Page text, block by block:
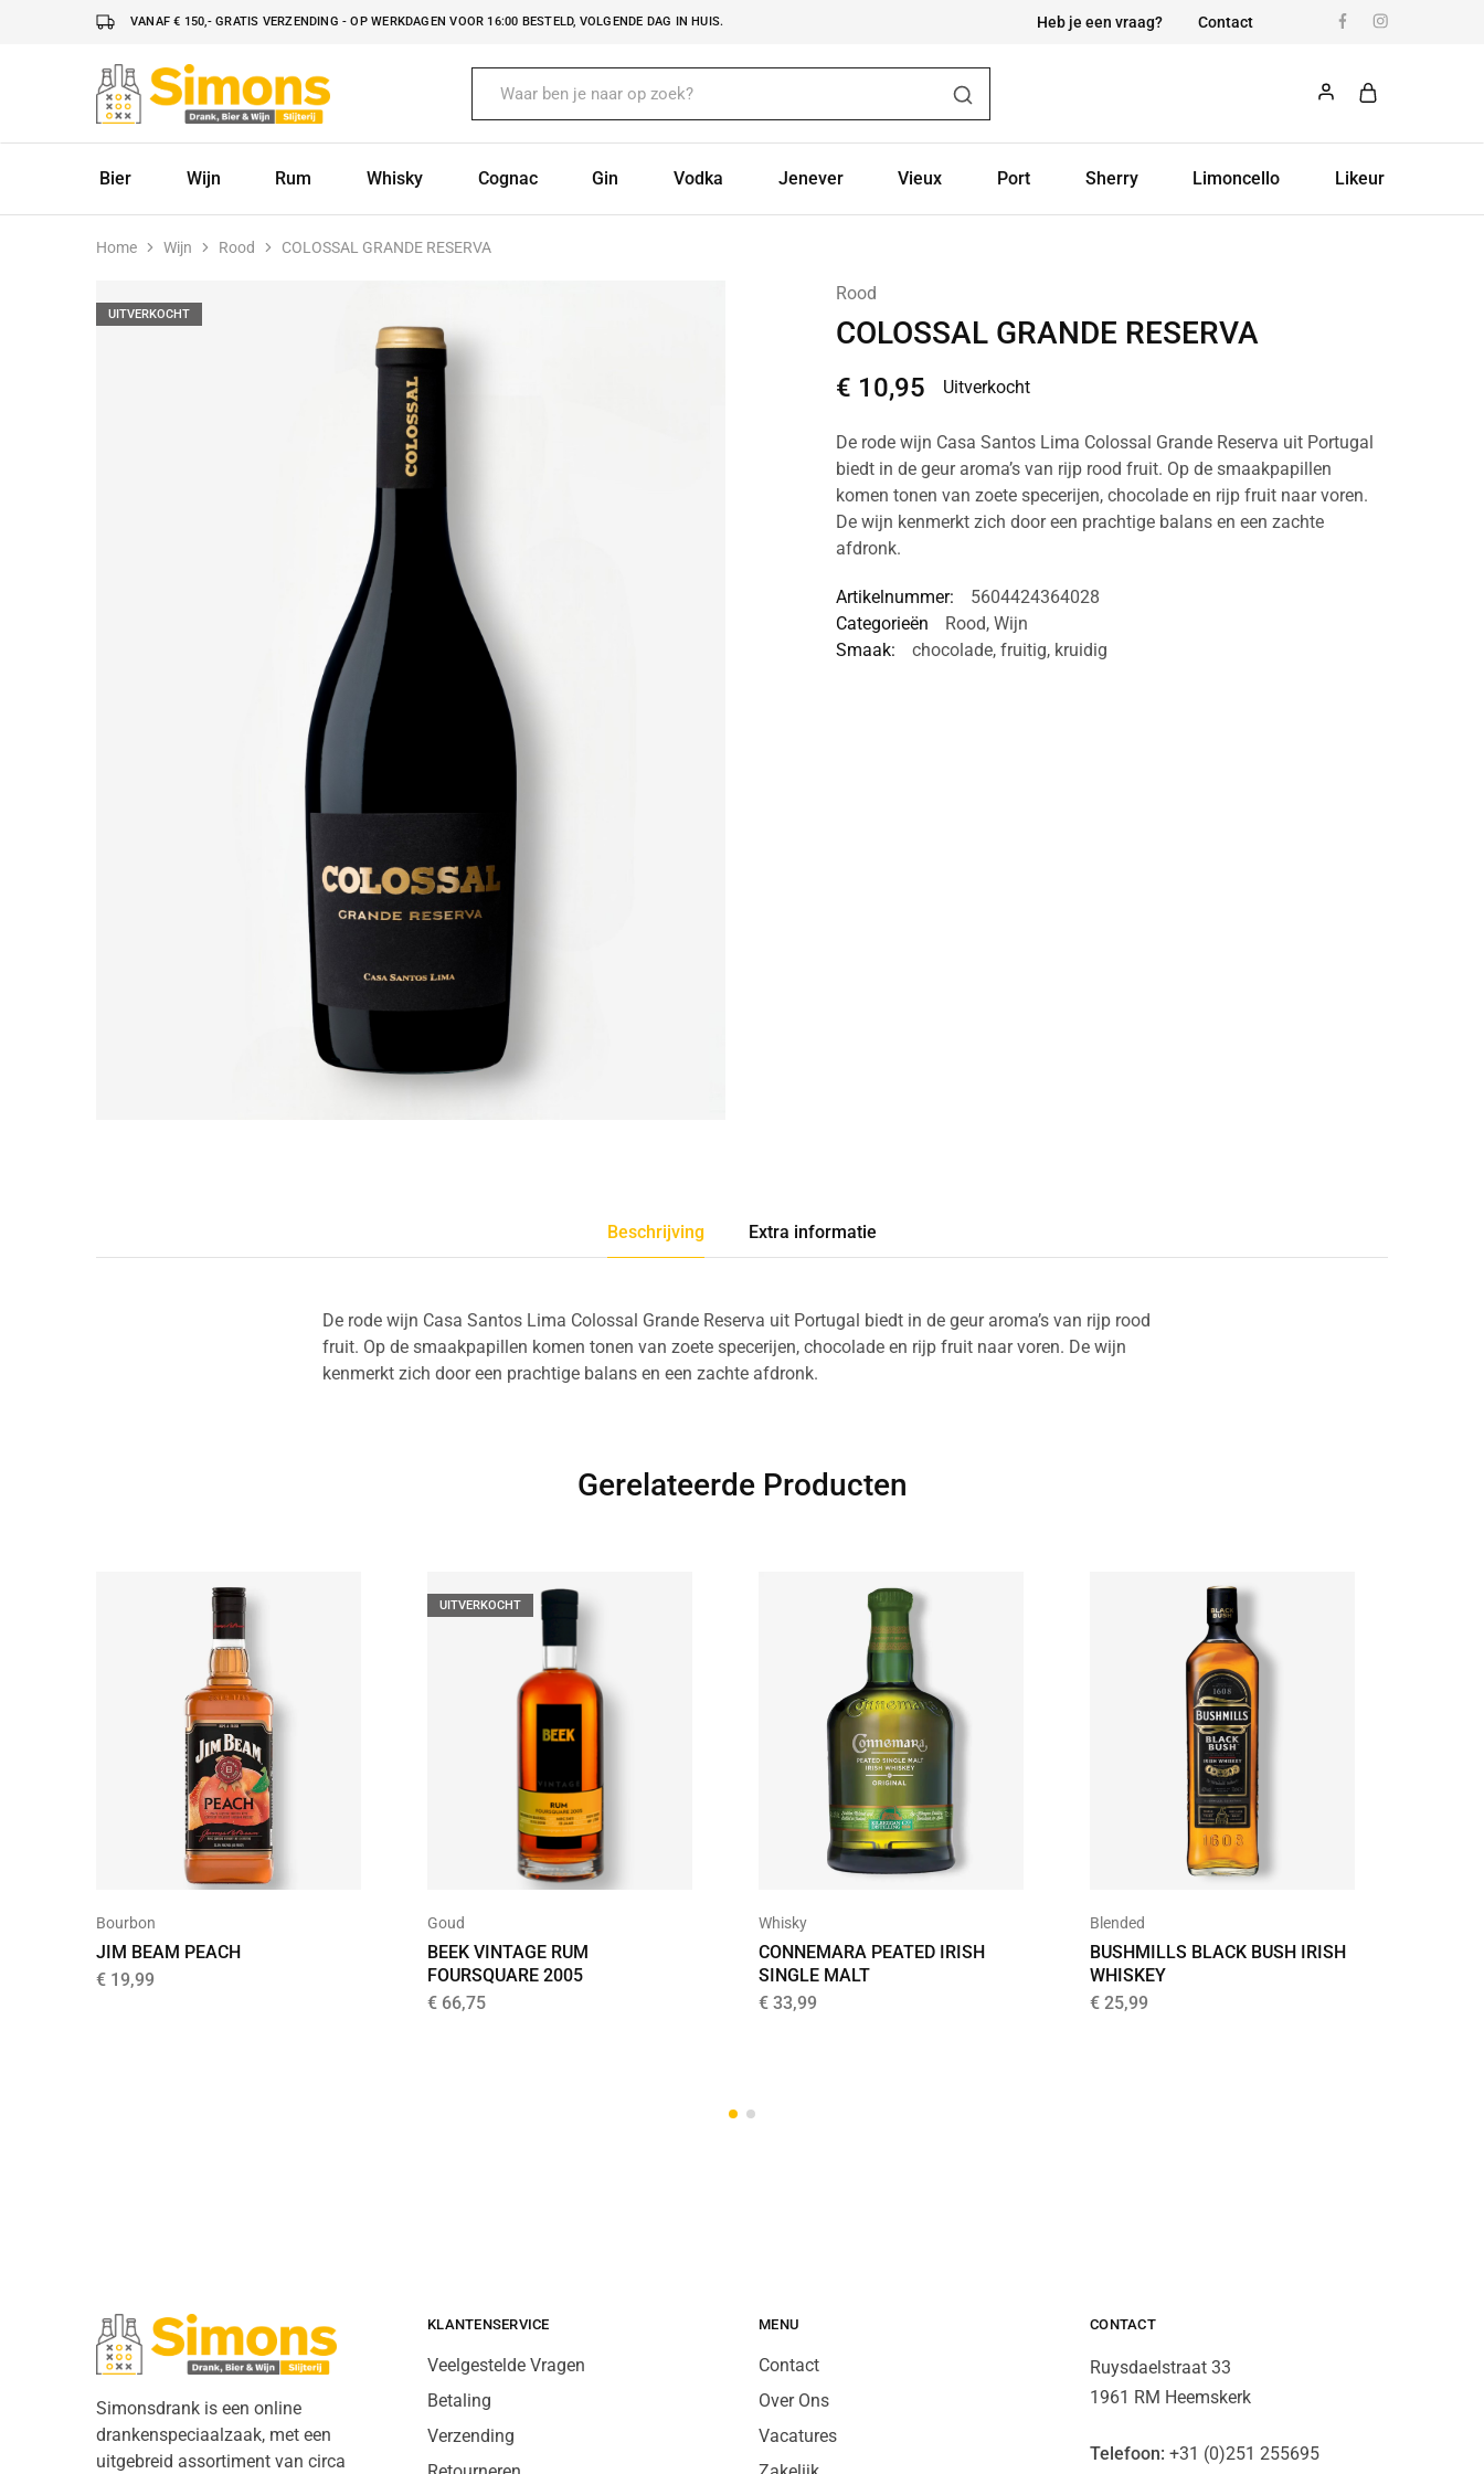
VANAF € 150,- GRATIS VERZENDING - OP WERKDAGEN VOOR 16:00 BESTELD, VOLGENDE DAG IN HUIS. Heb je een vraag? Contact
Simonsdrank.nl
Drank,
Bier
Bier
Wijn Rum Whisky Cognac Gin Vodka Jenever Vieux Port Sherry Limoncello Likeur
Home Wijn Rood COLOSSAL GRANDE RESERVA
UITVERKOCHT
Rood
COLOSSAL GRANDE RESERVA
€ 10,95 Uitverkocht
De rode wijn Casa Santos Lima Colossal Grande Reserva uit Portugal
biedt in de geur aroma’s van rijp rood fruit. Op de smaakpapillen
komen tonen van zoete specerijen, chocolade en rijp fruit naar voren.
De wijn kenmerkt zich door een prachtige balans en een zachte
afdronk.
Artikelnummer:
5604424364028
Categorieën
Rood, Wijn
Smaak:
chocolade, fruitig, kruidig
Beschrijving Extra informatie
De rode wijn Casa Santos Lima Colossal Grande Reserva uit Portugal biedt in de geur aroma’s van rijp rood
fruit. Op de smaakpapillen komen tonen van zoete specerijen, chocolade en rijp fruit naar voren. De wijn
kenmerkt zich door een prachtige balans en een zachte afdronk.
Gerelateerde Producten
Bourbon
JIM BEAM PEACH
€ 19,99
UITVERKOCHT
Goud
BEEK VINTAGE RUM
FOURSQUARE 2005
€ 66,75
Whisky
CONNEMARA PEATED IRISH
SINGLE MALT
€ 33,99
Blended
BUSHMILLS BLACK BUSH IRISH
WHISKEY
€ 25,99
Simonsdrank is een online
drankenspeciaalzaak, met een
uitgebreid assortiment van circa
KLANTENSERVICE
Veelgestelde Vragen
Betaling
Verzending
MENU
Contact
Over Ons
Vacatures
CONTACT
Ruysdaelstraat 33
1961 RM Heemskerk
Telefoon: +31 (0)251 255695